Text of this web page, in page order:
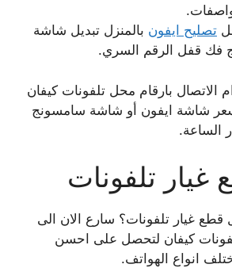
تصليح ايفون بالمنزل تبديل شاشة
فك قفل الرقم السري.
الاتصال بارقام محل تلفونات كيفان
شاشة ايفون أو شاشة سامسونج
الساعة.
تلفونات
غيار تلفونات؟ سارع الان الى
كيفان لتحصل على احسن
انواع الهواتف.